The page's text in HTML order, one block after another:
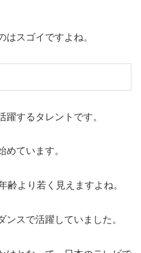
はスゴイですよね。
躍するタレントです。
めています。
齢より若く見えますよね。
ンスで活躍していました。